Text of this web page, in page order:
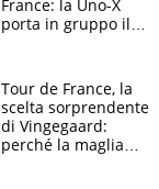
France: la Uno-X
porta in gruppo il
compagni
Tour de France, la
scelta sorprendente
di Vingegaard:
perché la maglia